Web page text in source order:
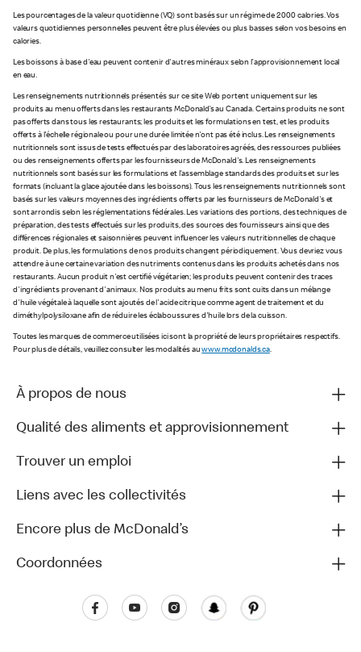
Les pourcentages de la valeur quotidienne (VQ) sont basés sur un régime de 2 000 calories. Vos
valeurs quotidiennes personnelles peuvent être plus élevées ou plus basses selon vos besoins en
calories.
Les boissons à base d'eau peuvent contenir d'autres minéraux selon l’approvisionnement local
en eau.
Les renseignements nutritionnels présentés sur ce site Web portent uniquement sur les
produits au menu offerts dans les restaurants McDonald’s au Canada. Certains produits ne sont
pas offerts dans tous les restaurants; les produits et les formulations en test, et les produits
offerts à l'échelle régionale ou pour une durée limitée n'ont pas été inclus. Les renseignements
nutritionnels sont issus de tests effectués par des laboratoires agréés, des ressources publiées
ou des renseignements offerts par les fournisseurs de McDonald's. Les renseignements
nutritionnels sont basés sur les formulations et l’assemblage standards des produits et sur les
formats (incluant la glace ajoutée dans les boissons). Tous les renseignements nutritionnels sont
basés sur les valeurs moyennes des ingrédients offerts par les fournisseurs de McDonald's et
sont arrondis selon les réglementations fédérales. Les variations des portions, des techniques de
préparation, des tests effectués sur les produits, des sources des fournisseurs ainsi que des
différences régionales et saisonnières peuvent influencer les valeurs nutritionnelles de chaque
produit. De plus, les formulations de nos produits changent périodiquement. Vous devriez vous
attendre à une certaine variation des nutriments contenus dans les produits achetés dans nos
restaurants. Aucun produit n'est certifié végétarien; les produits peuvent contenir des traces
d'ingrédients provenant d'animaux. Nos produits au menu frits sont cuits dans un mélange
d'huile végétale à laquelle sont ajoutés de l'acide citrique comme agent de traitement et du
diméthylpolysiloxane afin de réduire les éclaboussures d'huile lors de la cuisson.
Toutes les marques de commerce utilisées ici sont la propriété de leurs propriétaires respectifs.
Pour plus de détails, veuillez consulter les modalités auwww.mcdonalds.ca.
À propos de nous
Qualité des aliments et approvisionnement
Trouver un emploi
Liens avec les collectivités
Encore plus de McDonald’s
Coordonnées